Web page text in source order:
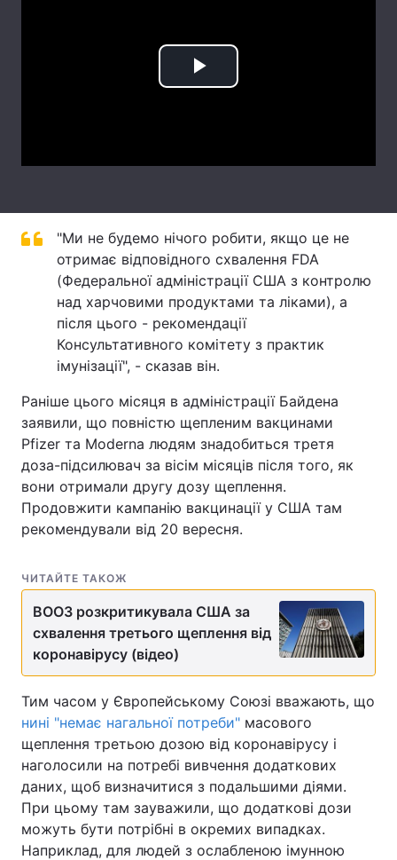
Тема оформлення
Play
"Ми не будемо нічого робити, якщо це не
отримає відповідного схвалення FDA
(Федеральної адміністрації США з контролю
над харчовими продуктами та ліками), а
після цього - рекомендації
Консультативного комітету з практик
імунізації", - сказав він.
Раніше цього місяця в адміністрації Байдена
заявили, що повністю щепленим вакцинами
Pfizer та Moderna людям знадобиться третя
доза-підсилювач за вісім місяців після того, як
вони отримали другу дозу щеплення.
Продовжити кампанію вакцинації у США там
рекомендували від 20 вересня.
ЧИТАЙТЕ ТАКОЖ
ВООЗ розкритикувала США за
схвалення третього щеплення від
коронавірусу (відео)
Тим часом у Європейському Союзі вважають, що
нині "немає нагальної потреби" масового
щеплення третьою дозою від коронавірусу і
наголосили на потребі вивчення додаткових
даних, щоб визначитися з подальшими діями.
При цьому там зауважили, що додаткові дози
можуть бути потрібні в окремих випадках.
Наприклад, для людей з ослабленою імунною